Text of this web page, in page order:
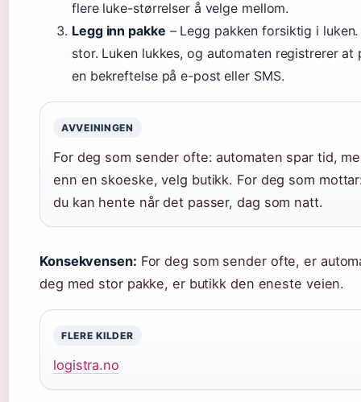
flere luke-størrelser å velge mellom.
Legg inn pakke – Legg pakken forsiktig i
stor. Luken lukkes, og automaten registrerer
en bekreftelse på e-post eller SMS.
AVVEININGEN
For deg som sender ofte: automaten spar tid,
enn en skoeske, velg butikk. For deg som
du kan hente når det passer, dag som natt.
Konsekvensen: For deg som sender ofte, er
deg med stor pakke, er butikk den eneste veien.
FLERE KILDER
logistra.no